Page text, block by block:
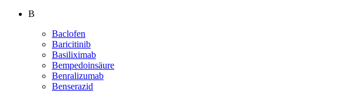
B
Baclofen
Baricitinib
Basiliximab
Bempedoinsäure
Benralizumab
Benserazid